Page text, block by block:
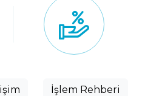
İşlem Rehberi